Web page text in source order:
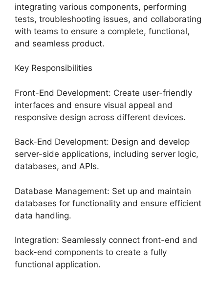
integrating various components, performing
tests, troubleshooting issues, and collaborating
with teams to ensure a complete, functional,
and seamless product.
Key Responsibilities
Front-End Development: Create user-friendly
interfaces and ensure visual appeal and
responsive design across different devices.
Back-End Development: Design and develop
server-side applications, including server logic,
databases, and APIs.
Database Management: Set up and maintain
databases for functionality and ensure efficient
data handling.
Integration: Seamlessly connect front-end and
back-end components to create a fully
functional application.